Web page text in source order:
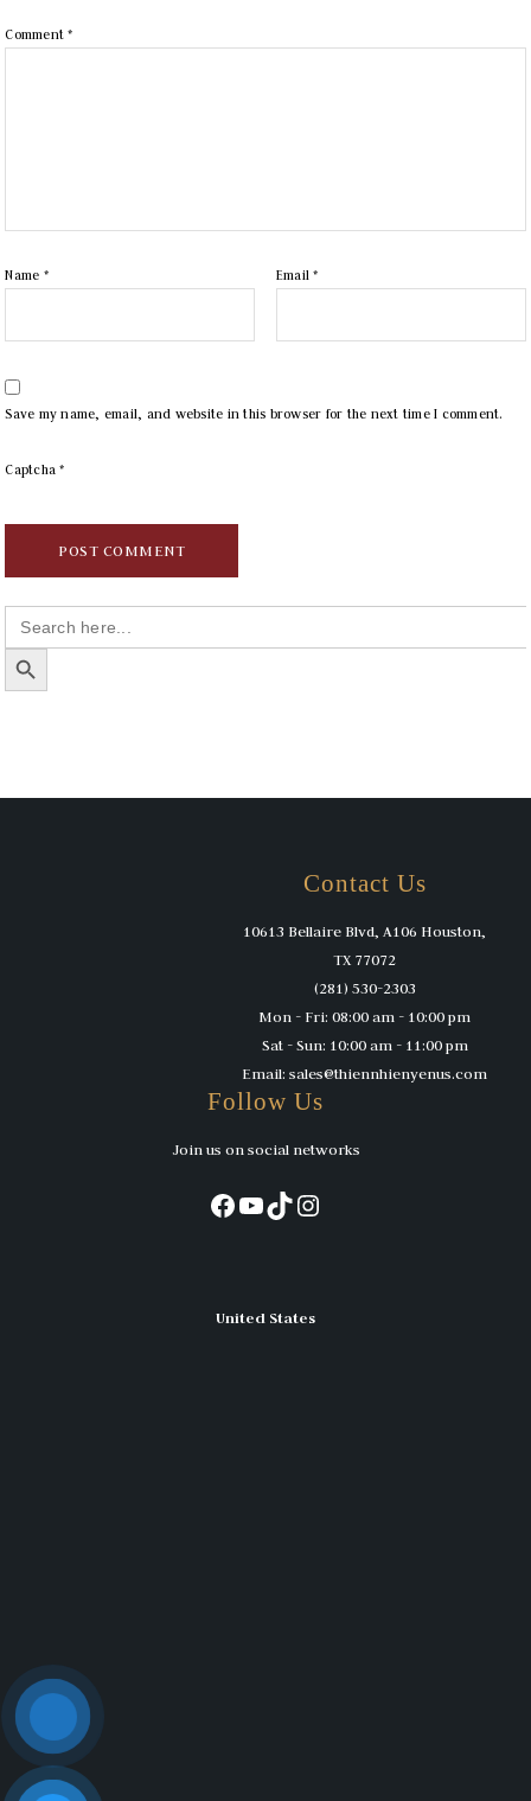
Comment*
Name * Email*
Save my name, email, and website in this browser for the next time I comment.
Captcha*
Search
for:
SEARCH BUTTON
Contact Us
10613 Bellaire Blvd, A106 Houston,
TX 77072
(281) 530-2303
Mon - Fri: 08:00 am - 10:00 pm
Sat - Sun: 10:00 am - 11:00 pm
Email: sales@thiennhienyenus.com
Follow Us
Join us on social networks
Facebook YouTube TikTok Instagram
United States